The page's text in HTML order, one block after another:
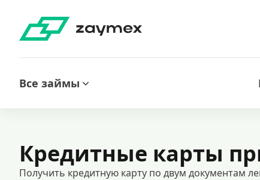
Все займы
Кредитные карты
Получить кредитную карту по двум документам